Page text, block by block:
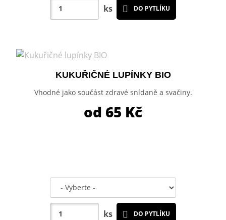
ks DO PYTLÍKU
KUKUŘIČNÉ LUPÍNKY BIO
Vhodné jako součást zdravé snídaně a svačiny.
od 65 Kč
ks DO PYTLÍKU